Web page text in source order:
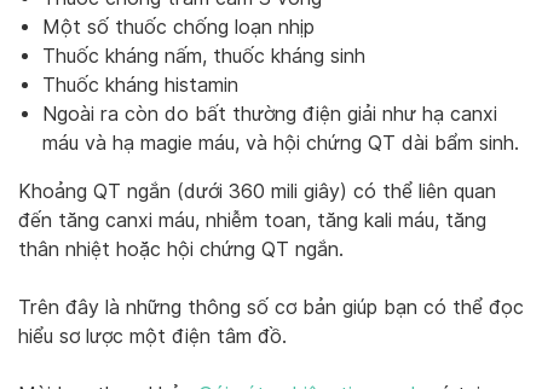
Một số thuốc chống loạn nhịp
Thuốc kháng nấm, thuốc kháng sinh
Thuốc kháng histamin
Ngoài ra còn do bất thường điện giải như hạ canxi
máu và hạ magie máu, và hội chứng QT dài bẩm sinh.
Khoảng QT ngắn (dưới 360 mili giây) có thể liên quan
đến tăng canxi máu, nhiễm toan, tăng kali máu, tăng
thân nhiệt hoặc hội chứng QT ngắn.
Trên đây là những thông số cơ bản giúp bạn có thể đọc
hiểu sơ lược một điện tâm đồ.